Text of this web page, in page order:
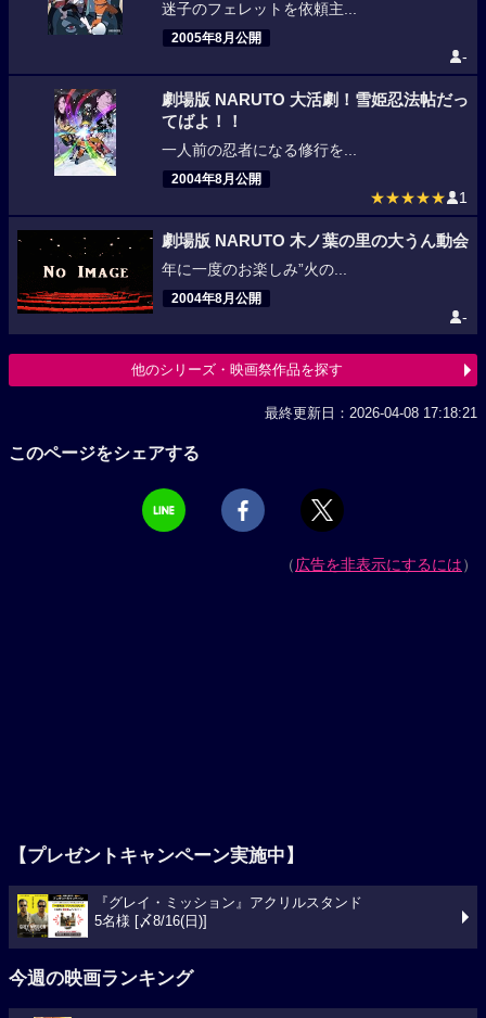
迷子のフェレットを依頼主...
2005年8月公開
-
劇場版 NARUTO 大活劇！雪姫忍法帖だっ
てばよ！！
一人前の忍者になる修行を...
2004年8月公開
★★★★★ 1
劇場版 NARUTO 木ノ葉の里の大うん動会
年に一度のお楽しみ”火の...
2004年8月公開
-
他のシリーズ・映画祭作品を探す
最終更新日：2026-04-08 17:18:21
このページをシェアする
（広告を非表示にするには）
【プレゼントキャンペーン実施中】
『グレイ・ミッション』アクリルスタンド
5名様 [〆8/16(日)]
今週の映画ランキング